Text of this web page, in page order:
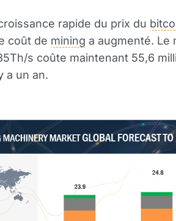
rapide du prix du
coût de mining a augmenté. Le
s coûte maintenant 55,6
a un an.